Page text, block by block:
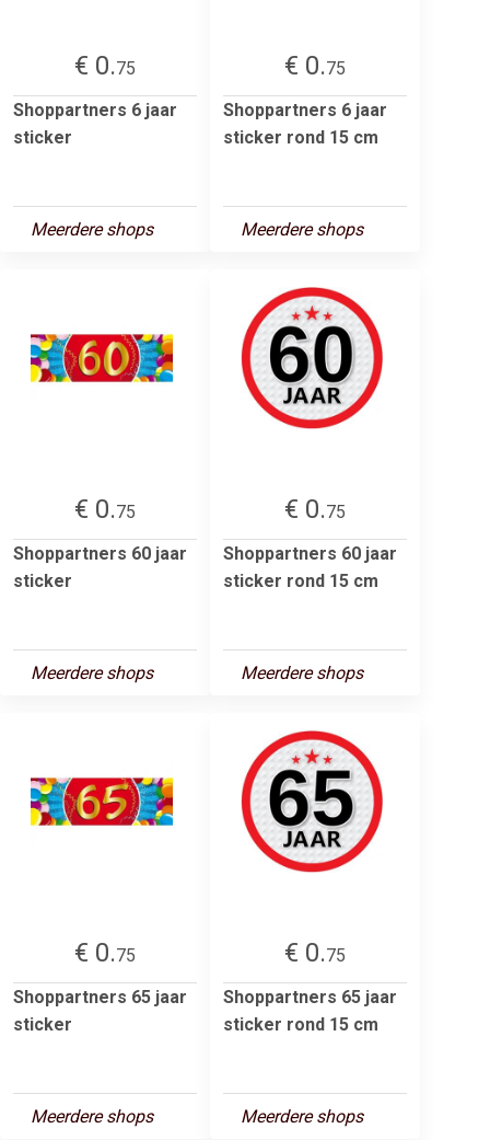
€ 0.75
Shoppartners 6 jaar
sticker
Meerdere shops
€ 0.75
Shoppartners 6 jaar
sticker rond 15 cm
Meerdere shops
€ 0.75
Shoppartners 60 jaar
sticker
Meerdere shops
€ 0.75
Shoppartners 60 jaar
sticker rond 15 cm
Meerdere shops
€ 0.75
Shoppartners 65 jaar
sticker
Meerdere shops
€ 0.75
Shoppartners 65 jaar
sticker rond 15 cm
Meerdere shops